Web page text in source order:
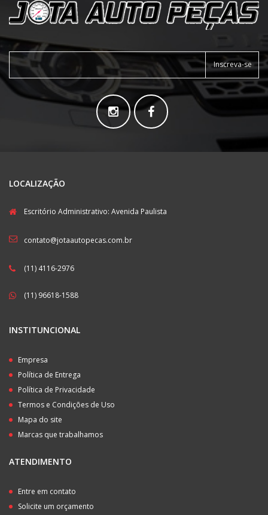
Inscreva-se
LOCALIZAÇÃO
Escritório Administrativo: Avenida Paulista
contato@jotaautopecas.com.br
(11) 4116-2976
(11) 96618-1588
INSTITUNCIONAL
Empresa
Política de Entrega
Política de Privacidade
Termos e Condições de Uso
Mapa do site
Marcas que trabalhamos
ATENDIMENTO
Entre em contato
Solicite um orçamento